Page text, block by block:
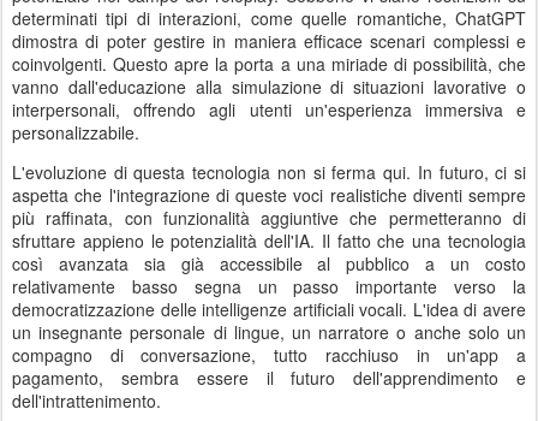
determinati tipi di interazioni, come quelle romantiche, ChatGPT
dimostra di poter gestire in maniera efficace scenari complessi e
coinvolgenti. Questo apre la porta a una miriade di possibilità, che
vanno dall'educazione alla simulazione di situazioni lavorative o
interpersonali, offrendo agli utenti un'esperienza immersiva e
personalizzabile.
L'evoluzione di questa tecnologia non si ferma qui. In futuro, ci si
aspetta che l'integrazione di queste voci realistiche diventi sempre
più raffinata, con funzionalità aggiuntive che permetteranno di
sfruttare appieno le potenzialità dell'IA. Il fatto che una tecnologia
così avanzata sia già accessibile al pubblico a un costo
relativamente basso segna un passo importante verso la
democratizzazione delle intelligenze artificiali vocali. L'idea di avere
un insegnante personale di lingue, un narratore o anche solo un
compagno di conversazione, tutto racchiuso in un'app a
pagamento, sembra essere il futuro dell'apprendimento e
dell'intrattenimento.